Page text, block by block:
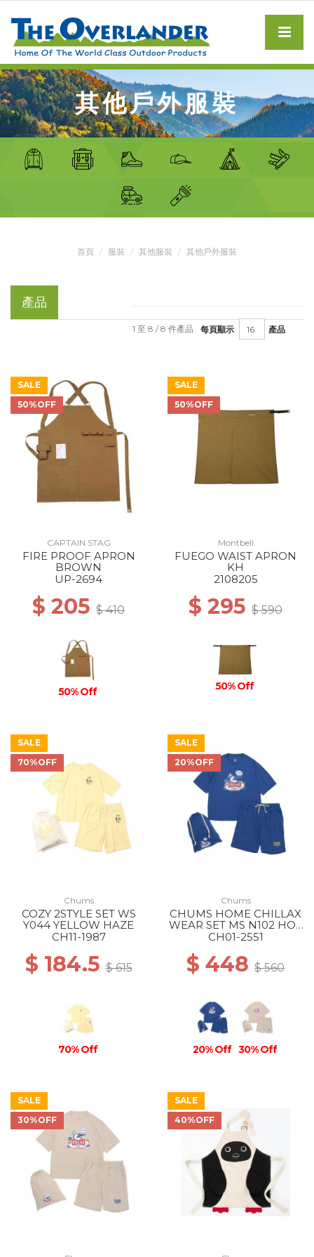
其他戶外服裝
首頁 服裝 其他服裝 其他戶外服裝
產品
每頁顯示 產品
1 至 8 / 8 件產品
SALE
50%OFF
CAPTAIN STAG
FIRE PROOF APRON
BROWN
UP-2694
$ 205 $ 410
50% Off
SALE
50%OFF
Montbell
FUEGO WAIST APRON
KH
2108205
$ 295 $ 590
50% Off
SALE
70%OFF
Chums
COZY 2STYLE SET WS
Y044 YELLOW HAZE
CH11-1987
$ 184.5$ 615
70% Off
SALE
20%OFF
Chums
CHUMS HOME CHILLAX
WEAR SET MS N102 HOT
DOG NAVY
CH01-2551
$ 448 $ 560
20% Off 30% Off
SALE
30%OFF
SALE
40%OFF